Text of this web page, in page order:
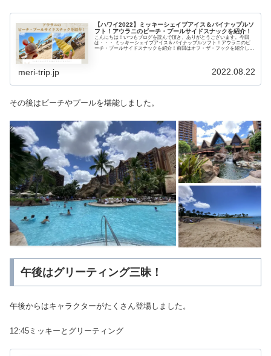
【ハワイ2022】ミッキーシェイブアイス＆パイナップルソ
フト！アウラニのビーチ・プールサイドスナックを紹介！
こんにちは！いつもブログを読んで頂き、ありがとうございます。今回
は・・・ ミッキーシェイブアイス＆パイナップルソフト！アウラニのビ
ーチ・プールサイドスナックを紹介！前回はオフ・ザ・フックを紹介しま
meri-trip.jp 2022.08.22
その後はビーチやプールを堪能しました。
午後はグリーティング三昧！
午後からはキャラクターがたくさん登場しました。
12:45ミッキーとグリーティング